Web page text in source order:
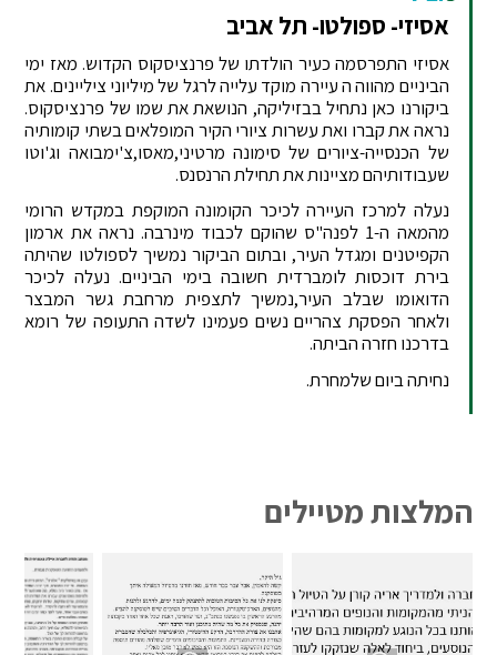
אסיזי- ספולטו- תל אביב
אסיזי התפרסמה כעיר הולדתו של פרנציסקוס הקדוש. מאז ימי
הביניים מהווה ה עיירה מוקד עלייה לרגל של מיליוני ציליינים. את
ביקורנו כאן נתחיל בבזיליקה, הנושאת את שמו של פרנציסקוס.
נראה את קברו ואת עשרות ציורי הקיר המופלאים בשתי קומותיה
של הכנסייה-ציורים של סימונה מרטיני,מאסו,צ'ימבואה וג'וטו
שעבודותיהם מציינות את תחילת הרנסנס.
נעלה למרכז העיירה לכיכר הקומונה המוקפת במקדש הרומי
מהמאה ה-1 לפנה"ס שהוקם לכבוד מינרבה. נראה את ארמון
הקפיטנים ומגדל העיר, ובתום הביקור נמשיך לספולטו שהיתה
בירת דוכסות לומברדית חשובה בימי הביניים. נעלה לכיכר
הדואומו שבלב העיר,נמשיך לתצפית מרחבת גשר המבצר
ולאחר הפסקת צהריים נשים פעמינו לשדה התעופה של רומא
בדרכנו חזרה הביתה.
נחיתה ביום שלמחרת.
המלצות מטיילים